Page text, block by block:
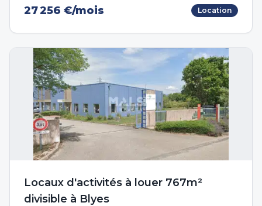
27 256 €/mois Location
Locaux d'activités à louer 767m²
divisible à Blyes